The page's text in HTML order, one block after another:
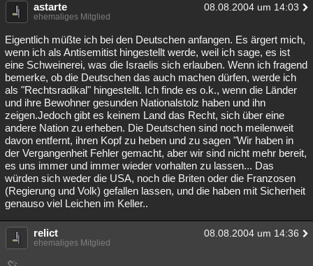
astarte 08.08.2004 um 14:03
ehemaliges Mitglied
Eigentlich müßte ich bei den Deutschen anfangen. Es ärgert mich,
wenn ich als Antisemitist hingestellt werde, weil ich sage, es ist
eine Schweinerei, was die Israelis sich erlauben. Wenn ich fragend
bemerke, ob die Deutschen das auch machen dürfen, werde ich
als "Rechtsradikal" hingestellt. Ich finde es o.k., wenn die Länder
und ihre Bewohner gesunden Nationalstolz haben und ihn
zeigen.Jedoch gibt es keinem Land das Recht, sich über eine
andere Nation zu erheben. Die Deutschen sind noch meilenweit
davon entfernt, ihren Kopf zu heben und zu sagen "Wir haben in
der Vergangenheit Fehler gemacht, aber wir sind nicht mehr bereit,
es uns immer und immer wieder vorhalten zu lassen... Das
würden sich weder die USA, noch die Briten oder die Franzosen
(Regierung und Volk) gefallen lassen, und die haben mit Sicherheit
genauso viel Leichen im Keller..
relict 08.08.2004 um 14:36
ehemaliges Mitglied